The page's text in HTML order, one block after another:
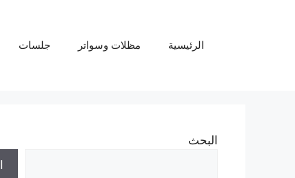
الرئيسية مظلات وسواتر جلسات
البحث